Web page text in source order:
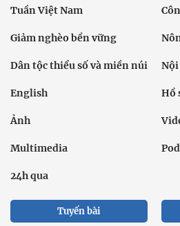
Tuần Việt Nam
Giảm nghèo bền vững
Dân tộc thiểu số và miền núi Nội
English Hồ
Ảnh
Multimedia
24h qua
Tuyến bài